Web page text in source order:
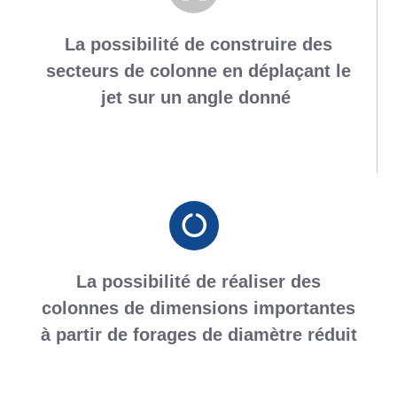
La possibilité de construire des
secteurs de colonne en déplaçant le
jet sur un angle donné
La possibilité de réaliser des
colonnes de dimensions importantes
à partir de forages de diamètre réduit